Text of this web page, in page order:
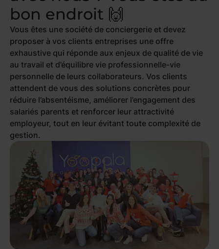
bon endroit 🙌
Vous êtes une société de conciergerie et devez
proposer à vos clients entreprises une offre
exhaustive qui réponde aux enjeux de qualité de vie
au travail et d’équilibre vie professionnelle-vie
personnelle de leurs collaborateurs. Vos clients
attendent de vous des solutions concrètes pour
réduire l’absentéisme, améliorer l’engagement des
salariés parents et renforcer leur attractivité
employeur, tout en leur évitant toute complexité de
gestion.